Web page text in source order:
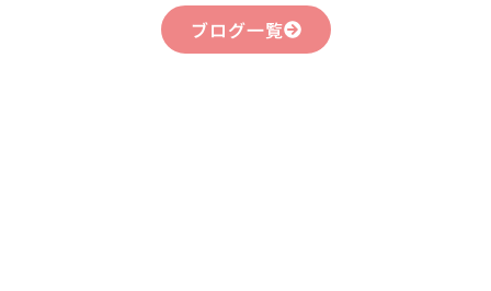
ブログ一覧